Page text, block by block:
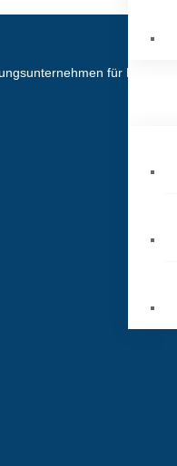
für